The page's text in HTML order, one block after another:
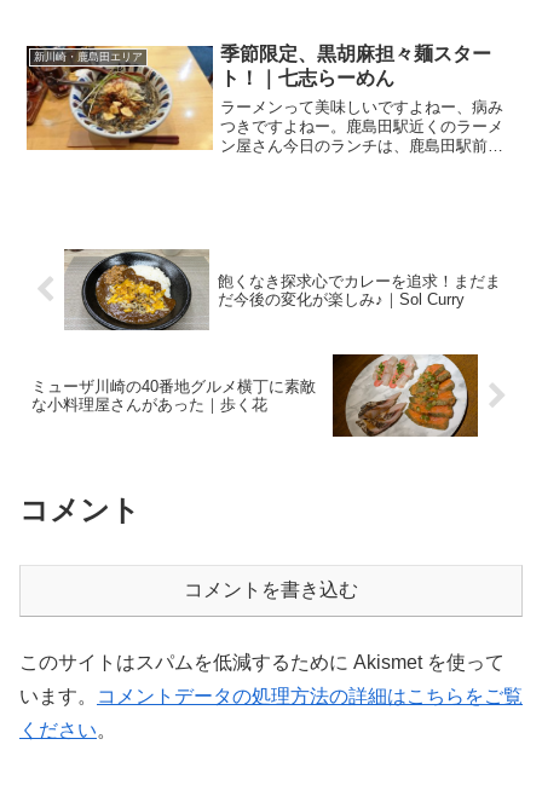
ポリタン川崎や、JR川崎タワーのオフィ
ス棟と商業棟の3つか...
新川崎・鹿島田エリア
季節限定、黒胡麻担々麺スター
ト！｜七志らーめん
ラーメンって美味しいですよねー、病み
つきですよねー。鹿島田駅近くのラーメ
ン屋さん今日のランチは、鹿島田駅前。
飽くなき探求心でカレーを追求！まだま
だ今後の変化が楽しみ♪｜Sol Curry
ミューザ川崎の40番地グルメ横丁に素敵
な小料理屋さんがあった｜歩く花
コメント
コメントを書き込む
このサイトはスパムを低減するために Akismet を使って
います。
コメントデータの処理方法の詳細はこちらをご覧
ください。